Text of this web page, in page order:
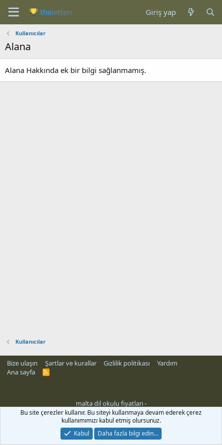
Giriş yap
Kullanıcılar
Alana
Alana Hakkında ek bir bilgi sağlanmamış.
Kullanıcılar
Bize ulaşın Şartlar ve kurallar Gizlilik politikası
Yardım
Ana sayfa
R
malta dil okulu fiyatları-
Bu site çerezler kullanır. Bu siteyi kullanmaya devam ederek çerez
kullanımımızı kabul etmiş olursunuz.
Kabul
Daha fazla bilgi edin…